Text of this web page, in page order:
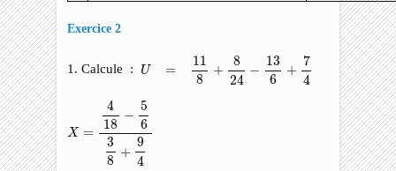
Exercice 2
1. Calcule : U =
11
8
+
8
24
−
13
6
+
7
4
24 6+
X =
4
18
−
5
6
3
8
+
9
4
− 8+